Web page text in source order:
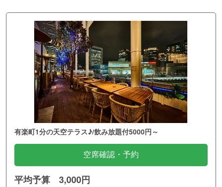
有楽町1分の天空テラス♪/飲み放題付5000円～
空席確認・予約
平均予算 3,000円